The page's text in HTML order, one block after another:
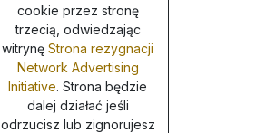
cookie przez stronę
trzecią, odwiedzając
witrynę Strona rezygnacji
Network Advertising
Initiative. Strona będzie
dalej działać jeśli
odrzucisz lub zignorujesz